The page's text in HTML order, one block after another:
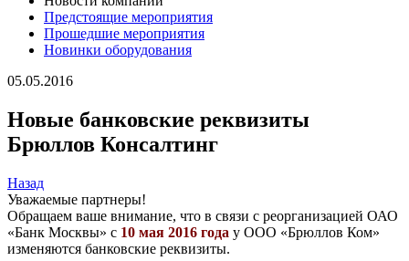
Предстоящие мероприятия
Прошедшие мероприятия
Новинки оборудования
05.05.2016
Новые банковские реквизиты
Брюллов Консалтинг
Назад
Уважаемые партнеры!
Обращаем ваше внимание, что в связи с реорганизацией ОАО
«Банк Москвы» с 10 мая 2016 года у ООО «Брюллов Ком»
изменяются банковские реквизиты.